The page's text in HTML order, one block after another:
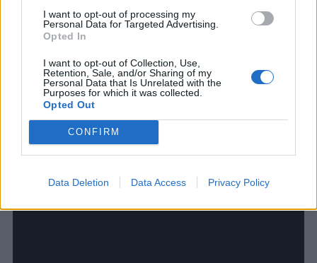
I want to opt-out of processing my
Personal Data for Targeted Advertising.
Opted In
I want to opt-out of Collection, Use,
Retention, Sale, and/or Sharing of my
Personal Data that Is Unrelated with the
Purposes for which it was collected.
Opted Out
CONFIRM
Data Deletion Data Access Privacy Policy
Reakcie ľudí môžete vyhodnotiť aj vy v nasledujúcom
videu: